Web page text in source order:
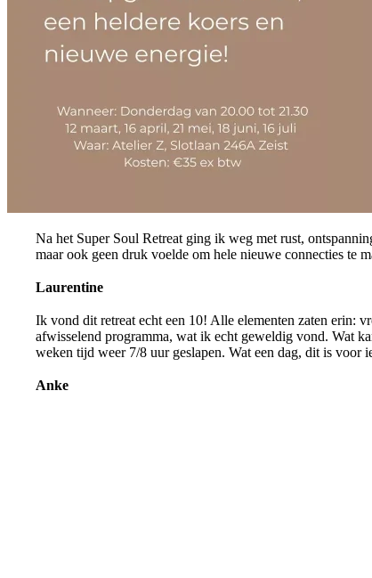
Na het Super Soul Retreat ging ik weg met rust,
maar ook geen druk voelde om hele nieuwe connecties te
Laurentine
Ik vond dit retreat echt een 10! Alle elementen zaten erin:
afwisselend programma, wat ik echt geweldig vond. Wat
weken tijd weer 7/8 uur geslapen. Wat een dag, dit is voor
Anke